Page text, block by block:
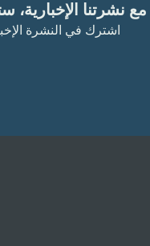
مع نشرتنا
اشترك في النشرة